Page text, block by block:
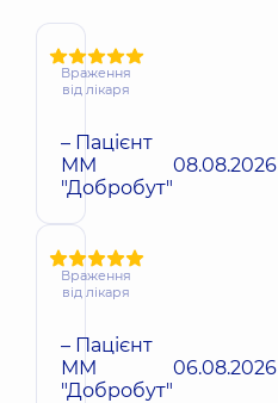
Враження
від лікаря
– Пацієнт
ММ
"Добробут"
08.08.2026
Враження
від лікаря
– Пацієнт
ММ
"Добробут"
06.08.2026